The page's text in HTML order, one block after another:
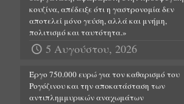
κουζίνα, απέδειξε ότι η γαστρονομία δεν
αποτελεί μόνο γεύση, αλλά και μνήμη,
πολιτισμό και ταυτότητα.»
5 Αυγούστου, 2026
Έργο 750.000 ευρώ για τον καθαρισμό του
Ρογόζινου και την αποκατάσταση των
αντιπλημμυρικών αναχωμάτων